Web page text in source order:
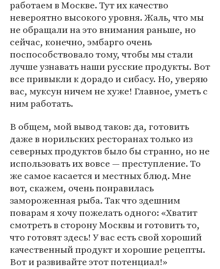
работаем в Москве. Тут их качество
невероятно высокого уровня. Жаль, что мы
не обращали на это внимания раньше, но
сейчас, конечно, эмбарго очень
поспособствовало тому, чтобы мы стали
лучше узнавать наши русские продукты. Вот
все привыкли к дорадо и сибасу. Но, уверяю
вас, муксун ничем не хуже! Главное, уметь с
ним работать.
В общем, мой вывод таков: да, готовить
даже в норильских ресторанах только из
северных продуктов было бы странно, но не
использовать их вовсе — преступление. То
же самое касается и местных блюд. Мне
вот, скажем, очень понравилась
замороженная рыба. Так что здешним
поварам я хочу пожелать одного: «Хватит
смотреть в сторону Москвы и готовить то,
что готовят здесь! У вас есть свой хороший
качественный продукт и хорошие рецепты.
Вот и развивайте этот потенциал!»